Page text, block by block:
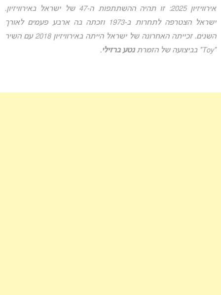
אירוויזיון 2025: זו תהיה ההשתתפות ה-47 של ישראל באירוויזיון.
ישראל הצטרפה לתחרות ב-1973 וזכתה בה ארבע פעמים לאורך
השנים. זכייתה האחרונה של ישראל הייתה באירוויזיון 2018 עם השיר
“Toy” בביצועה של הזמרת
נטע ברזילי.